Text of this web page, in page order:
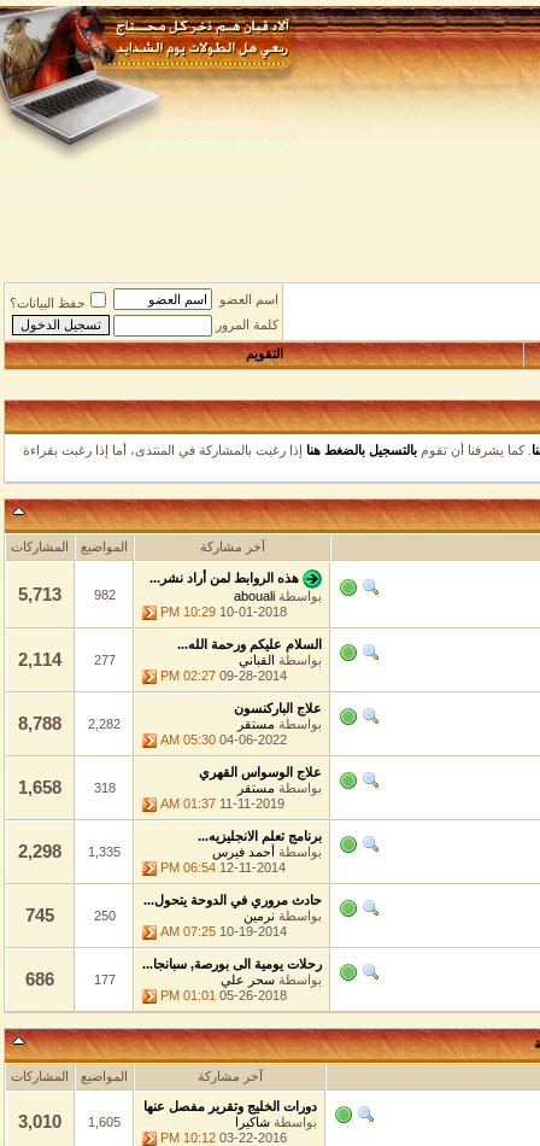
اسم العضو
حفظ البيانات؟
كلمة المرور
التقويم
يشرفنا أن تقومبالتسجيل بالضغط هناإذا رغبت بالمشاركة في المنتدى، أما إذا رغبت بقراءة
آخر مشاركة المواضيع المشاركات
هذه الروابط لمن أراد نشر...
بواسطةabouali
10-01-2018
10:29 PM
5,713
السلام عليكم ورحمة الله...
بواسطةالقباني
09-28-2014
02:27 PM
2,114
علاج الباركنسون
بواسطةمستقر
04-06-2022
05:30 AM
2,282
8,788
علاج الوسواس القهري
بواسطةمستقر
11-11-2019
01:37 AM
1,658
برنامج تعلم الانجليزيه...
بواسطةأحمد فيرس
12-11-2014
06:54 PM
1,335
2,298
حادث مروري في الدوحة يتحول...
بواسطةنرمين
10-19-2014
07:25 AM
745
رحلات يومية الى بورصة, سبانجا...
بواسطةسحر علي
05-26-2018
01:01 PM
686
آخر مشاركة المواضيع المشاركات
دورات الخليج وتقرير مفصل عنها
بواسطةشاكيرا
03-22-2016
10:12 PM
1,605
3,010